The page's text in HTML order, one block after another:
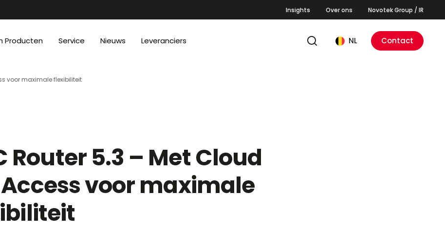
Insights Over ons Novotek Group / IR
Producten Service Nieuws Leveranciers NL Contact
voor maximale flexibiliteit
Router 5.3 – Met Cloud
Access voor maximale